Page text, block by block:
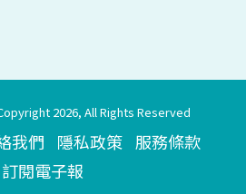
2026, All Rights Reserved
我們 隱私政策 服務條款
訂閱電子報